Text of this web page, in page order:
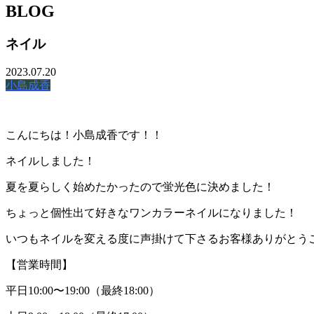
BLOG
ネイル
2023.07.20
小島成香
こんにちは！小島成香です！！
ネイルしました！
夏を夏らしく始めたかったので蛍光色に決めました！
ちょっと個性出て好きなワンカラーネイルになりました！
いつもネイルを変える度に声掛けて下さるお客様ありがとう
【営業時間】
平日 10:00〜19:00 （最終18:00）